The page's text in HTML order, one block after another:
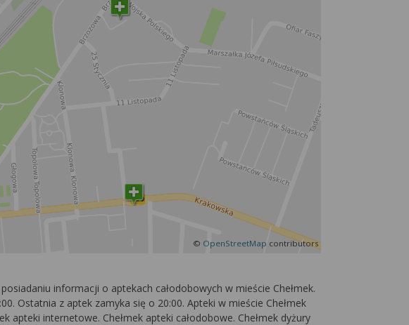
© OpenStreetMap contributors
informacji o aptekach całodobowych w mieście Chełmek.
Ostatnia z aptek zamyka się o 20:00. Apteki w mieście Chełmek
internetowe. Chełmek apteki całodobowe. Chełmek dyżury